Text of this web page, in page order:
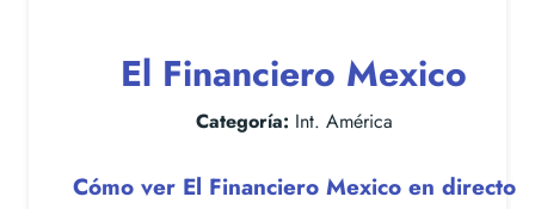
El Financiero Mexico
Categoría: Int. América
Cómo ver El Financiero Mexico en directo